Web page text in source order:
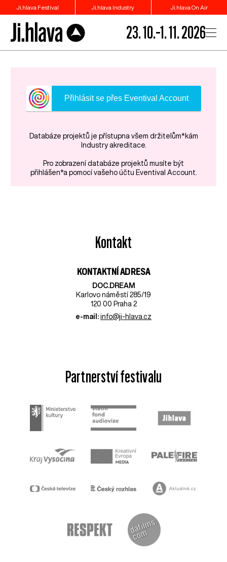
Ji.hlava Festival Ji.hlava Industry Ji.hlava On Air
23. 10.–1. 11. 2026
Přihlásit se přes Eventival Account
Databáze projektů je přístupna všem držitelům*kám
Industry akreditace.
Pro zobrazení databáze projektů musíte být
přihlášen*a pomocí vašeho účtu Eventival Account.
Kontakt
KONTAKTNÍ ADRESA
DOC.DREAM​
Karlovo náměstí 285/19
120 00 Praha 2
e-mail: info@ji-hlava.cz
Partnerství festivalu